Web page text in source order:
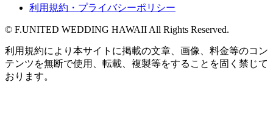
利用規約・プライバシーポリシー
© F.UNITED WEDDING HAWAII All Rights Reserved.
利用規約により本サイトに掲載の文章、画像、料金等のコン
テンツを無断で使用、転載、複製等をすることを固く禁じて
おります。